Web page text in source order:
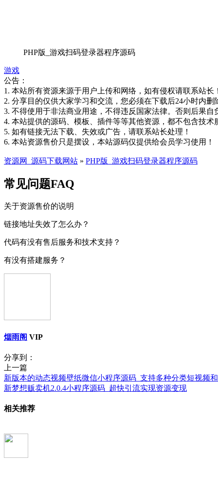
PHP版_游戏扫码登录器程序源码
游戏
公告：
1. 本站所有资源来源于用户上传和网络，如有侵权请联系站长
2. 分享目的仅供大家学习和交流，您必须在下载后24小时内删
3. 不得使用于非法商业用途，不得违反国家法律。否则后果自
4. 本站提供的源码、模板、插件等等其他资源，都不包含技术
5. 如有链接无法下载、失效或广告，请联系站长处理！
6. 本站资源售价只是摆设，本站源码仅提供给会员学习使用！
资源网_源码下载网站 » PHP版_游戏扫码登录器程序源码
常见问题FAQ
关于资源售价的说明
链接地址失效了怎么办？
代码有没有售后服务和技术支持？
有没有搭建服务？
烟雨阁 VIP
分享到：
上一篇
新版本的动态视频壁纸微信小程序源码_支持多种分类短视频
新梦想贩卖机2.0.4小程序源码_超快引流实现资源变现
相关推荐